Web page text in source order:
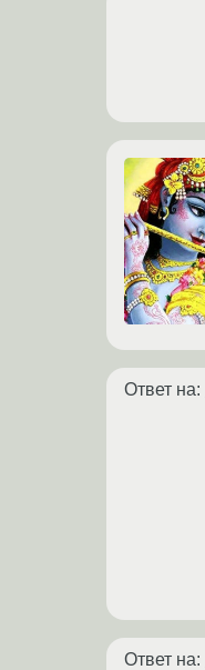
Ответ на:
Ответ на: